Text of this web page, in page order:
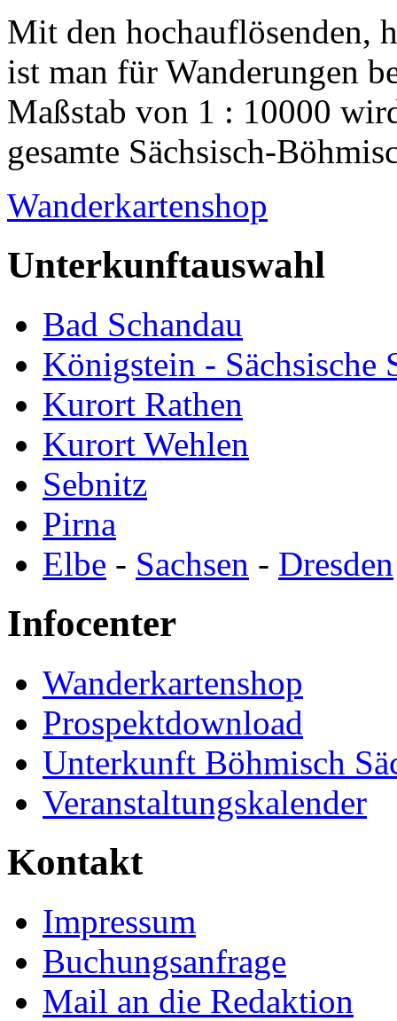
Mit den hochauflösenden,
ist man für Wanderungen
Maßstab von 1 : 10000
gesamte Sächsisch-
Wanderkartenshop
Unterkunftauswahl
Bad Schandau
Königstein - Sächsische
Kurort Rathen
Kurort Wehlen
Sebnitz
Pirna
Elbe - Sachsen - Dresden
Infocenter
Wanderkartenshop
Prospektdownload
Unterkunft Böhmisch
Veranstaltungskalender
Kontakt
Impressum
Buchungsanfrage
Mail an die Redaktion